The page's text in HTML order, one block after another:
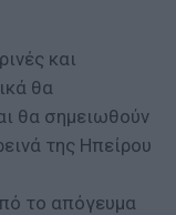
και
θα
θα σημειωθούν
της Ηπείρου
το απόγευμα